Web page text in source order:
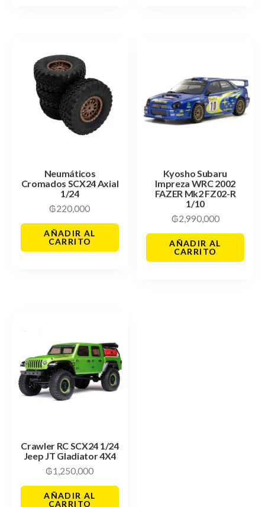
Neumáticos
Cromados SCX24 Axial
1/24
₲220,000
AÑADIR AL
CARRITO
Kyosho Subaru
Impreza WRC 2002
FAZER Mk2 FZ02-R
1/10
₲2,990,000
AÑADIR AL
CARRITO
Crawler RC SCX24 1/24
Jeep JT Gladiator 4X4
₲1,250,000
AÑADIR AL
CARRITO